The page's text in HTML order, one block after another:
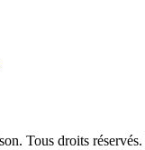
Tous droits réservés.